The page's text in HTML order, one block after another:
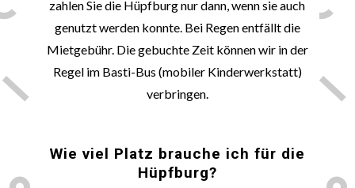
zahlen Sie die Hüpfburg nur dann, wenn sie auch
genutzt werden konnte. Bei Regen entfällt die
Mietgebühr. Die gebuchte Zeit können wir in der
Regel im Basti-Bus (mobiler Kinderwerkstatt)
verbringen.
Wie viel Platz brauche ich für die
Hüpfburg?